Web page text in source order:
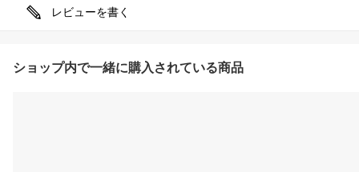
レビューを書く
ショップ内で一緒に購入されている商品